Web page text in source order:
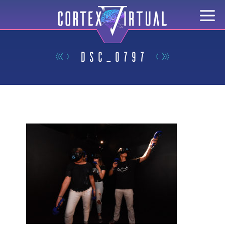
DSC_0797